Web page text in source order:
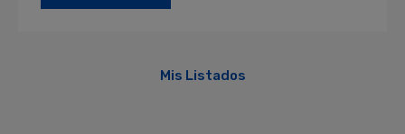
Mis Listados